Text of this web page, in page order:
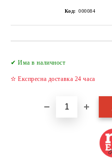
Код: 000084
✔ Има в наличност
✫ Експресна доставка 24 часа